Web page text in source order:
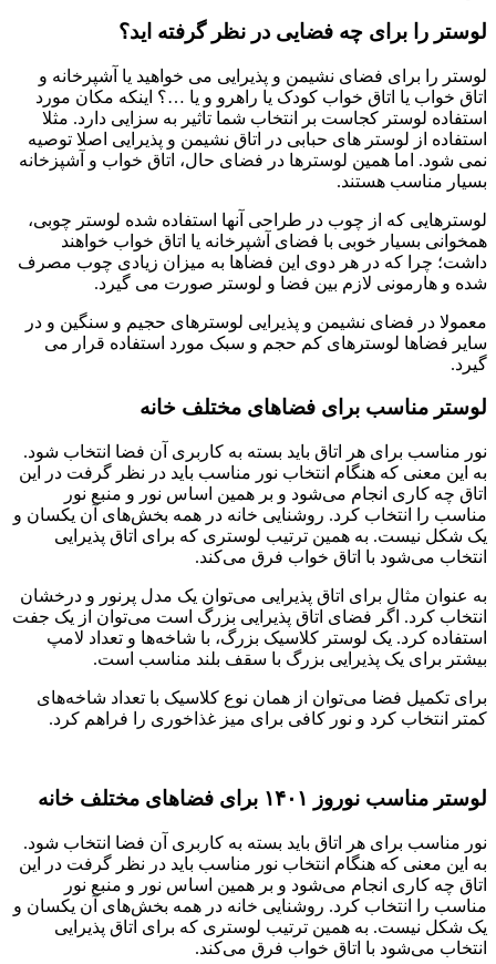
لوستر را برای چه فضایی در نظر گرفته اید؟
لوستر را برای فضای نشیمن و پذیرایی می خواهید یا آشپرخانه و
اتاق خواب یا اتاق خواب کودک یا راهرو و یا …؟ اینکه مکان مورد
استفاده لوستر کجاست بر انتخاب شما تاثیر به سزایی دارد. مثلا
استفاده از لوستر های حبابی در اتاق نشیمن و پذیرایی اصلا توصیه
نمی شود. اما همین لوسترها در فضای حال، اتاق خواب و آشپزخانه
بسیار مناسب هستند.
لوسترهایی که از چوب در طراحی آنها استفاده شده لوستر چوبی،
همخوانی بسیار خوبی با فضای آشپرخانه یا اتاق خواب خواهند
داشت؛ چرا که در هر دوی این فضاها به میزان زیادی چوب مصرف
شده و هارمونی لازم بین فضا و لوستر صورت می گیرد.
معمولا در فضای نشیمن و پذیرایی لوسترهای حجیم و سنگین و در
سایر فضاها لوسترهای کم حجم و سبک مورد استفاده قرار می
گیرد.
لوستر مناسب برای فضاهای مختلف خانه
نور مناسب برای هر اتاق باید بسته به کاربری آن فضا انتخاب شود.
به این معنی که هنگام انتخاب نور مناسب باید در نظر گرفت در این
اتاق چه کاری انجام می‌شود و بر همین اساس نور و منبع نور
مناسب را انتخاب کرد. روشنایی خانه در همه بخش‌های آن یکسان و
یک شکل نیست. به همین ترتیب لوستری که برای اتاق پذیرایی
انتخاب می‌شود با اتاق خواب فرق می‌کند.
به عنوان مثال برای اتاق پذیرایی می‌توان یک مدل پرنور و درخشان
انتخاب کرد. اگر فضای اتاق پذیرایی بزرگ است می‌توان از یک جفت
استفاده کرد. یک لوستر کلاسیک بزرگ، با شاخه‌ها و تعداد لامپ
بیشتر برای یک پذیرایی بزرگ با سقف بلند مناسب است.
برای تکمیل فضا می‌توان از همان نوع کلاسیک با تعداد شاخه‌های
کمتر انتخاب کرد و نور کافی برای میز غذاخوری را فراهم کرد.
لوستر مناسب نوروز ۱۴۰۱ برای فضاهای مختلف خانه
نور مناسب برای هر اتاق باید بسته به کاربری آن فضا انتخاب شود.
به این معنی که هنگام انتخاب نور مناسب باید در نظر گرفت در این
اتاق چه کاری انجام می‌شود و بر همین اساس نور و منبع نور
مناسب را انتخاب کرد. روشنایی خانه در همه بخش‌های آن یکسان و
یک شکل نیست. به همین ترتیب لوستری که برای اتاق پذیرایی
انتخاب می‌شود با اتاق خواب فرق می‌کند.